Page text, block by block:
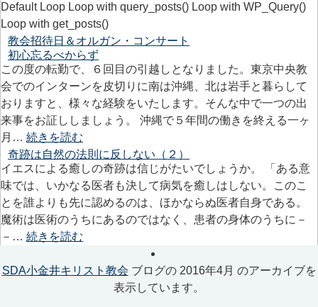
Default Loop Loop with query_posts() Loop with WP_Query()
Loop with get_posts()
教会招待日＆オルガン・コンサート
初心忘るべからず
この度の転勤で、６回目の引越しとなりました。東京中央教
会でのインターンを皮切りに南は沖縄、北は岩手と暮らして
おりますと、様々な経験をいたします。そんな中で一つの出
来事をお証ししましょう。 沖縄で５年間の働きを終える一ヶ
月… 続きを読む
奇跡は自然の法則に反しない（２）
イエスによる癒しの奇跡は信じがたいでしょうか。 「ある意
味では、いかなる医者も決して病気を癒しはしない。このこ
とを誰よりも先に認めるのは、ほかならぬ医者自身である。
魔術は医術のうちにあるのではなく、患者の身体のうちに－
－… 続きを読む
SDA小金井キリスト教会 ブログの 2016年4月 のアーカイブを
表示しています。